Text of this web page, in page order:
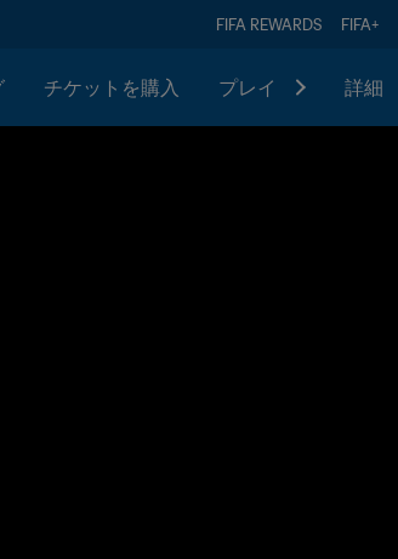
FIFA REWARDS FIFA+
チケットを購入 プレイ 詳細